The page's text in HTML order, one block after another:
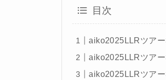
目次
aiko2025LLRツア
aiko2025LLRツア
aiko2025LLRツア